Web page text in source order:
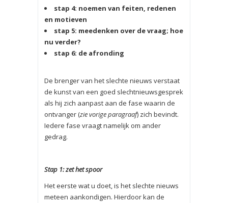
stap 4: noemen van feiten, redenen
en motieven
stap 5: meedenken over de vraag; hoe
nu verder?
stap 6: de afronding
De brenger van het slechte nieuws verstaat
de kunst van een goed slechtnieuwsgesprek
als hij zich aanpast aan de fase waarin de
ontvanger (zie vorige paragraaf) zich bevindt.
Iedere fase vraagt namelijk om ander
gedrag.
Stap 1: zet het spoor
Het eerste wat u doet, is het slechte nieuws
meteen aankondigen. Hierdoor kan de